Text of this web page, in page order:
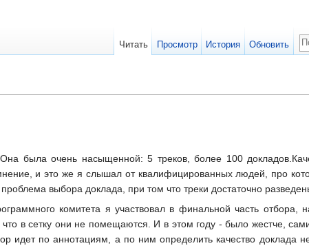
была очень насыщенной: 5 треков, более 100
и это же я слышал от квалифицированных людей, про
выбора доклада, при том что треки достаточно
комитета я участвовал в финальной часть отбора,
в сетку они не помещаются. И в этом году - было жестче,
идет по аннотациям, а по ним определить качество
Читать Просмотр История Обновить